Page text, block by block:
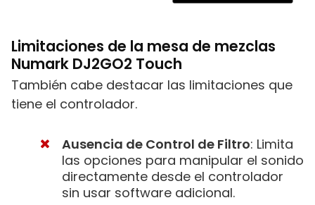
Limitaciones de la mesa de mezclas
Numark DJ2GO2 Touch
También cabe destacar las limitaciones que
tiene el controlador.
Ausencia de Control de Filtro: Limita
las opciones para manipular el sonido
directamente desde el controlador
sin usar software adicional.